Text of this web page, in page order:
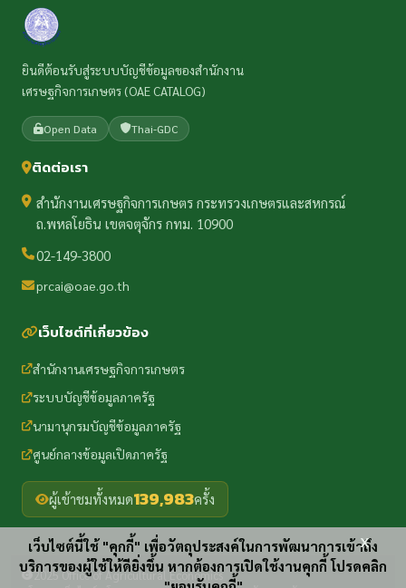
ยินดีต้อนรับสู่ระบบบัญชีข้อมูลของสำนักงาน
เศรษฐกิจการเกษตร (OAE CATALOG)
Open Data Thai-GDC
ติดต่อเรา
สำนักงานเศรษฐกิจการเกษตร กระทรวงเกษตรและสหกรณ์
ถ.พหลโยธิน เขตจตุจักร กทม. 10900
02-149-3800
prcai@oae.go.th
เว็บไซต์ที่เกี่ยวข้อง
สำนักงานเศรษฐกิจการเกษตร
ระบบบัญชีข้อมูลภาครัฐ
นามานุกรมบัญชีข้อมูลภาครัฐ
ศูนย์กลางข้อมูลเปิดภาครัฐ
ผู้เข้าชมทั้งหมด139,983ครั้ง
2025 Office of Agricultural Economics
เว็บไซต์นี้ใช้ "คุกกี้" เพื่อวัตถุประสงค์ในการพัฒนาการเข้าถึง
บริการของผู้ใช้ให้ดียิ่งขึ้น หากต้องการเปิดใช้งานคุกกี้ โปรดคลิก
x